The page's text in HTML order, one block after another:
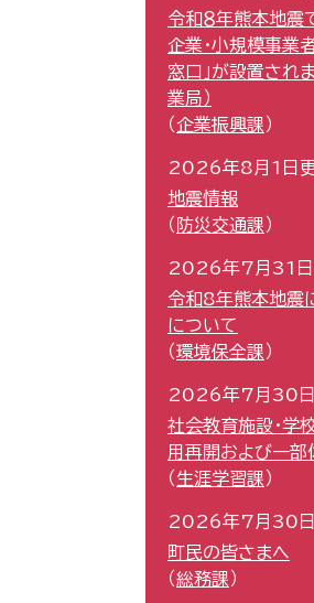
令和８年熊本地震
企業・小規模事業
窓口」が設置され
業局）
企業振興課
2026年8月1日
地震情報
防災交通課
2026年7月31日
令和8年熊本地震
について
環境保全課
2026年7月30
社会教育施設・学
用再開および一部
生涯学習課
2026年7月30
町民の皆さまへ
総務課